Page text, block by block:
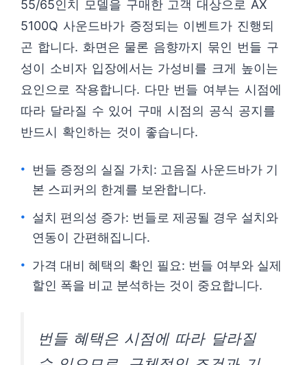
55/65인치 모델을 구매한 고객 대상으로 AX
5100Q 사운드바가 증정되는 이벤트가 진행되
곤 합니다. 화면은 물론 음향까지 묶인 번들 구
성이 소비자 입장에서는 가성비를 크게 높이는
요인으로 작용합니다. 다만 번들 여부는 시점에
따라 달라질 수 있어 구매 시점의 공식 공지를
반드시 확인하는 것이 좋습니다.
번들 증정의 실질 가치: 고음질 사운드바가 기
본 스피커의 한계를 보완합니다.
설치 편의성 증가: 번들로 제공될 경우 설치와
연동이 간편해집니다.
가격 대비 혜택의 확인 필요: 번들 여부와 실제
할인 폭을 비교 분석하는 것이 중요합니다.
번들 혜택은 시점에 따라 달라질